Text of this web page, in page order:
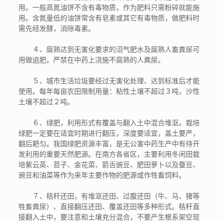
用。一般高氮油饼不含有毒物质，作为肥料只需粉碎就能施
用。含氮量低的油饼常含有皂素或其它有毒物质，做肥料时
需先经发酵，消除毒素。
４、腐熟达到无害化要求的沼气肥水及腐熟人畜粪尿可
用做追肥。严禁在中药上浇施不腐熟的人粪尿。
５、城市生活垃圾要经过无害化处理、达到标准后才能
使用。每年每亩农田限制用量：粘性土壤不超过３吨，沙性
土壤不超过２吨。
６、绿肥，利用形式有覆盖与翻入土中混合堆沤。栽培
绿肥一定要在适宜时期进行翻压，深度要适宜，盖土要严，
翻后耙匀。我国绿肥资源丰富，是无公害中药生产中有待开
发利用的重要天然肥源。在南方各省区，主要利用冬闲田栽
培紫云英、苕子、金花菜、箭舌豌豆、肥田萝卜以及蚕豆、
豌豆和油菜等作为来年主要作物的肥源或作牲畜饲料。
７、秸秆还田，有堆沤还田、过腹还田（牛、马、猪等
牲畜粪尿）、直接翻压还田、覆盖还田等多种形式。秸秆直
接翻入土中，要注意和土壤充分混合，不要产生根系架空现